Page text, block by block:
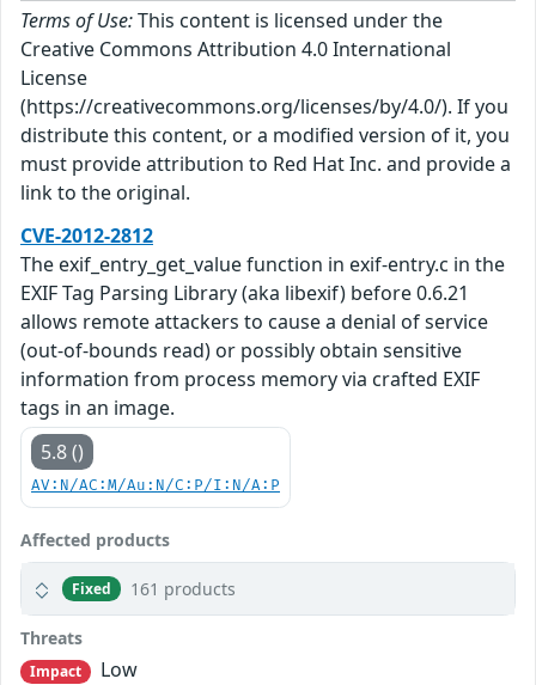
Terms of Use:This content is licensed under the
Creative Commons Attribution 4.0 International
License
(https://creativecommons.org/licenses/by/4.0/). If you
distribute this content, or a modified version of it, you
must provide attribution to Red Hat Inc. and provide a
link to the original.
CVE-2012-2812
The exif_entry_get_value function in exif-entry.c in the
EXIF Tag Parsing Library (aka libexif) before 0.6.21
allows remote attackers to cause a denial of service
(out-of-bounds read) or possibly obtain sensitive
information from process memory via crafted EXIF
tags in an image.
5.8 ()
AV:N/AC:M/Au:N/C:P/I:N/A:P
Affected products
Fixed 161 products
Threats
Impact
Low